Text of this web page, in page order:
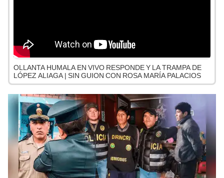
OLLANTA HUMALA EN VIVO RESPONDE Y LA TRAMPA DE
LÓPEZ ALIAGA | SIN GUION CON ROSA MARÍA PALACIOS